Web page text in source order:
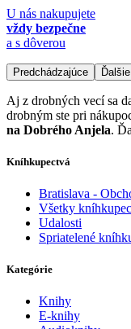
U nás nakupujete
vždy bezpečne
a s dôverou
Predchádzajúce Ďalšie
Aj z drobných vecí sa
drobným ste pri
na Dobrého Anjela.
Kníhkupectvá
Bratislava -
Všetky
Udalosti
Spriatelené
Kategórie
Knihy
E-knihy